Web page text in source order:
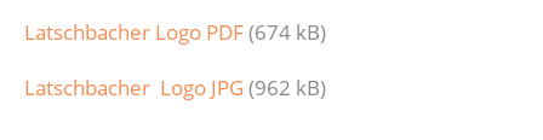
Latschbacher Logo PDF(674 kB)
Latschbacher Logo JPG (962 kB)